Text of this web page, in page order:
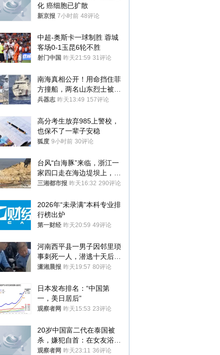
化 癌细胞已扩散
新京报 7小时前 48评论
中超-奥斯卡一球制胜 蓉城
客场0-1玉昆6轮不胜
射门中国 昨天21:59 31评论
南海真相公开！用命挡住菲
方撞船，两名山东烈士被授
武警最高荣誉
兵器志 昨天13:49 157评论
高分考生放弃985上警校，
也保不了一辈子安稳
狐度 9小时前 30评论
台风“白海豚”来临，浙江一
家四口走在海边堤坝上，其
中9岁男孩被巨浪卷入海
三湘都市报 昨天16:32 290评论
2026年“未录满”本科专业排
行榜出炉
第一财经 昨天20:59 49评论
河南西平县一男子因邻里琐
事刺死一人，潜逃十天后在
十多公里外一片玉米地里落
潇湘晨报 昨天19:57 80评论
日本发布排名：“中国第
一，美日居后”
观察者网 昨天15:53 23评论
20岁中国富二代在泰国被
杀，嫌犯自首：在女友浴室
看到他
观察者网 昨天23:11 36评论